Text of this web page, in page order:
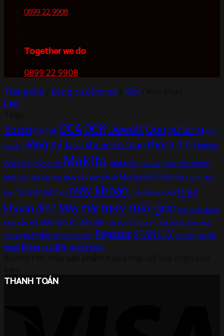
0899 22 9908
Together we do
0899 22 9908
Trang chủ
Dụng cụ cầm tay Kìm
Lọc
Bosch Dartek DCA DCK Dewalt Dongcheng GWS
Honda Hồng Ký Jasic khoan bê tông khoan điện khoan
động lực Kyocera Makita mài góc máy chà máy chà nhám
máy cưa máy cưa lọng máy cắt máy cắt sắt Máy hàn MIG Máy hàn que Máy
hàn TIG máy hút bụi máy khoan máy khoan búa máy
khoan điện Máy mài máy mài góc máy mài khuôn
máy nén khí máy nén khí dây đai máy nén khí trục vít Máy siết bu lông máy
vặn vít máy đục Máy đục bê tông Pegasus STANLEY Tiến Đạt xe đẩy
hàng Động cơ điện đục bê tông
THANH TOÁN